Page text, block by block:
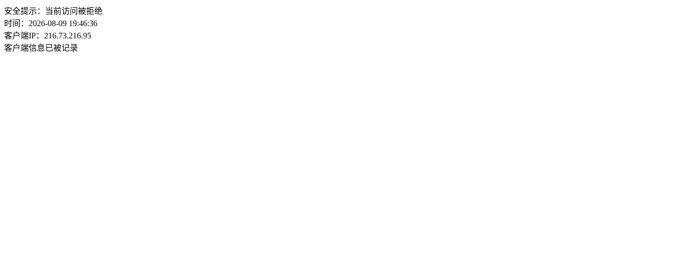
安全提示：当前访问被拒绝
时间：2026-08-09 19:46:36
客户端IP：216.73.216.95
客户端信息已被记录